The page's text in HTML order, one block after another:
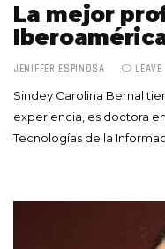
La mejor
JENIFFER ESPINOSA
Sindey Carolina Bernal
experiencia, es doctora
Tecnologías de la